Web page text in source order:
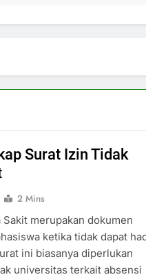
Surat Izin Tidak
2 Mins
merupakan dokumen
ketika tidak dapat
ini biasanya diperlukan
universitas terkait absensi